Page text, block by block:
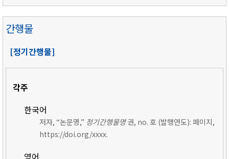
간행물
[정기간행물]
각주
한국어
저자, “논문명,” 정기간행물명권, no. 호 (발행연도): 페이지,
https://doi.org/xxxx.